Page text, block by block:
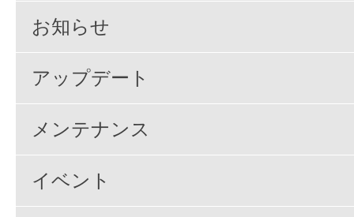
お知らせ
アップデート
メンテナンス
イベント